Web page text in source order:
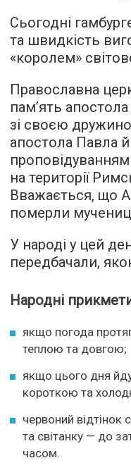
Сьогодні
та швидкість
«королем»
Православна
пам’ять
зі своєю
апостола Павла
на території
Вважається, що
померли
У народі у цей
передбачали,
Народні
якщо погода
теплою та довгою;
якщо цього дня
короткою та
червоний відтінок
та світанку — до
часом.